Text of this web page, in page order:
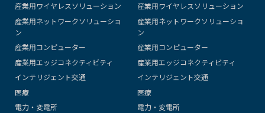
産業用ワイヤレスソリューション
産業用ネットワークソリューショ
ン
産業用コンピューター
産業用エッジコネクティビティ
インテリジェント交通
医療
電力・変電所
産業用ワイヤレスソリューション
産業用ネットワークソリューショ
ン
産業用コンピューター
産業用エッジコネクティビティ
インテリジェント交通
医療
電力・変電所